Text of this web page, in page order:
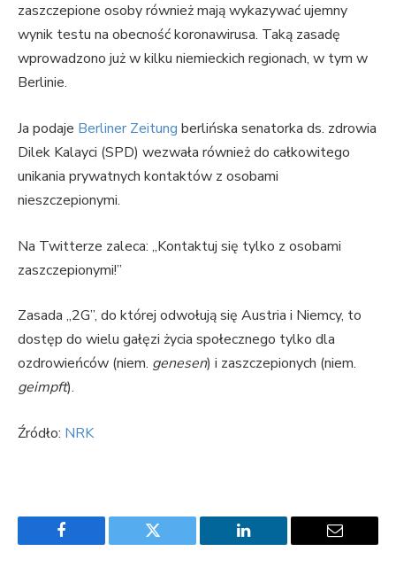
zaszczepione osoby również mają wykazywać ujemny
wynik testu na obecność koronawirusa. Taką zasadę
wprowadzono już w kilku niemieckich regionach, w tym w
Berlinie.
Ja podaje Berliner Zeitung berlińska senatorka ds. zdrowia
Dilek Kalayci (SPD) wezwała również do całkowitego
unikania prywatnych kontaktów z osobami
nieszczepionymi.
Na Twitterze zaleca: „Kontaktuj się tylko z osobami
zaszczepionymi!”
Zasada „2G”, do której odwołują się Austria i Niemcy, to
dostęp do wielu gałęzi życia społecznego tylko dla
ozdrowieńców (niem. genesen) i zaszczepionych (niem.
geimpft).
Źródło: NRK
Facebook Twitter LinkedIn Email